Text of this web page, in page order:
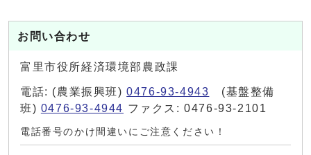
お問い合わせ
富里市役所経済環境部農政課
電話: (農業振興班)0476-93-4943 (基盤整備
班) 0476-93-4944 ファクス: 0476-93-2101
電話番号のかけ間違いにご注意ください！